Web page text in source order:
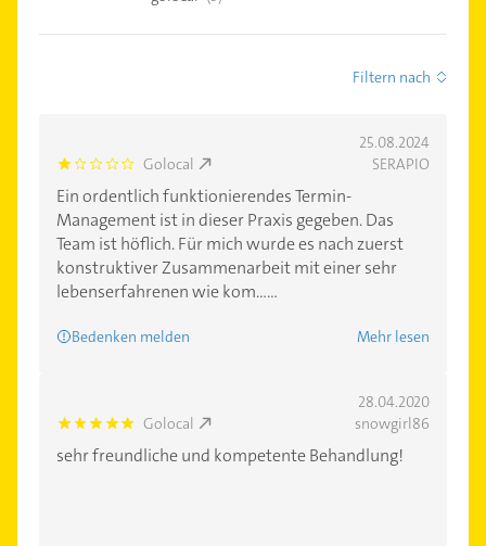
Filtern nach
25.08.2024
1.0 Golocal SERAPIO
Ein ordentlich funktionierendes Termin-
Management ist in dieser Praxis gegeben. Das
Team ist höflich. Für mich wurde es nach zuerst
konstruktiver Zusammenarbeit mit einer sehr
lebenserfahrenen wie kom......
Bedenken melden Mehr lesen
28.04.2020
5.0 Golocal snowgirl86
sehr freundliche und kompetente Behandlung!